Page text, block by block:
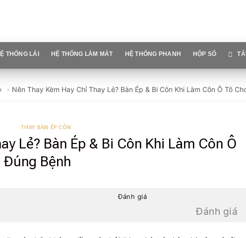
THỐNG LÁI HỆ THỐNG LÀM MÁT HỆ THỐNG PHANH HỘP SỐ
› Nên Thay Kèm Hay Chỉ Thay Lẻ? Bàn Ép & Bi Côn Khi Làm Côn Ô Tô
THAY BÀN ÉP CÔN
Lẻ? Bàn Ép & Bi Côn Khi Làm Côn Ô
Đúng Bệnh
Đánh giá
Đánh giá